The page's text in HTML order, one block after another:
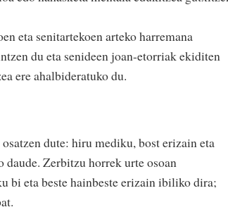
eta senitartekoen arteko harremana
du eta senideen joan-etorriak ekiditen
ere ahalbideratuko du.
dute: hiru mediku, bost erizain eta
daude. Zerbitzu horrek urte osoan
bi eta beste hainbeste erizain ibiliko dira;